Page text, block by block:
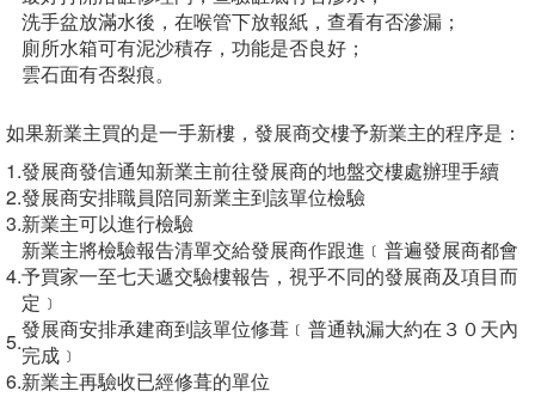
洗手盆放滿水後，在喉管下放報紙，查看有否滲漏；
廁所水箱可有泥沙積存，功能是否良好；
雲石面有否裂痕。
如果新業主買的是一手新樓，發展商交樓予新業主的程序是：
1.發展商發信通知新業主前往發展商的地盤交樓處辦理手續
2.發展商安排職員陪同新業主到該單位檢驗
3.新業主可以進行檢驗
4.
新業主將檢驗報告清單交給發展商作跟進﹝普遍發展商都會
予買家一至七天遞交驗樓報告，視乎不同的發展商及項目而
定﹞
5.發展商安排承建商到該單位修葺﹝普通執漏大約在３０天內
完成﹞
6.新業主再驗收已經修葺的單位